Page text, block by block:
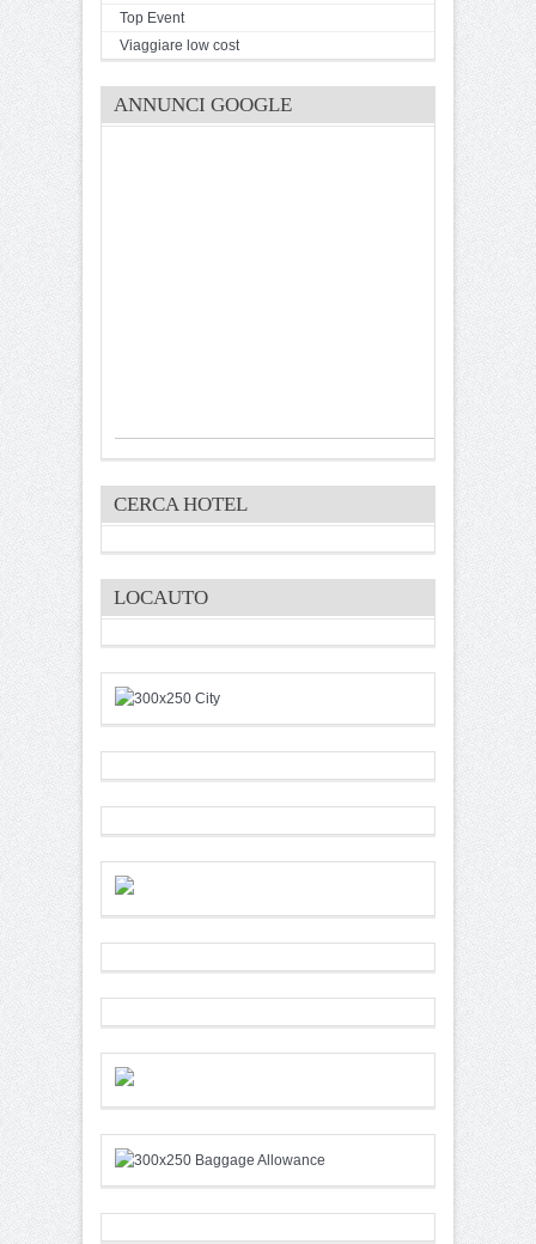
Top Event
Viaggiare low cost
ANNUNCI GOOGLE
CERCA HOTEL
LOCAUTO